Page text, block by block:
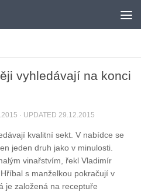
vyhledávají na konci
· UPDATED 29.12.2015
kvalitní sekt. V nabídce se
jeden druh jako v minulosti.
vinařstvím, řekl Vladimír
s manželkou pokračují v
je založená na receptuře